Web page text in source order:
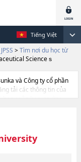
Tiếng Việt
> Tìm nơi du học từ
Scienceｓ
và Công ty cổ phần
tải các thông tin của
học ngắn hạn, trường
School of